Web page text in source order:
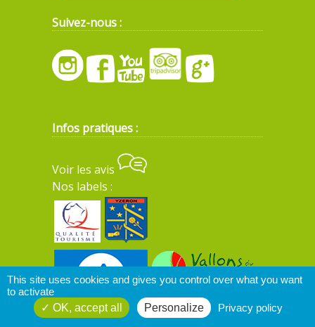
Suivez-nous :
Infos pratiques :
Voir les avis
Nos labels :
This site uses cookies and gives you control over what you want
to activate
OK, accept all
Personalize Privacy policy